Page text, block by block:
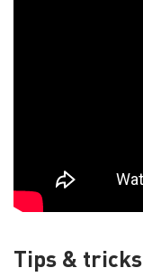
Tips & tricks